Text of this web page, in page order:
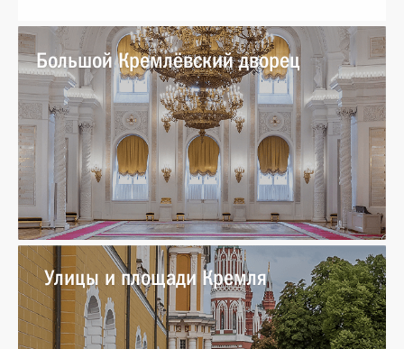
Большой Кремлёвский дворец
Улицы и площади Кремля